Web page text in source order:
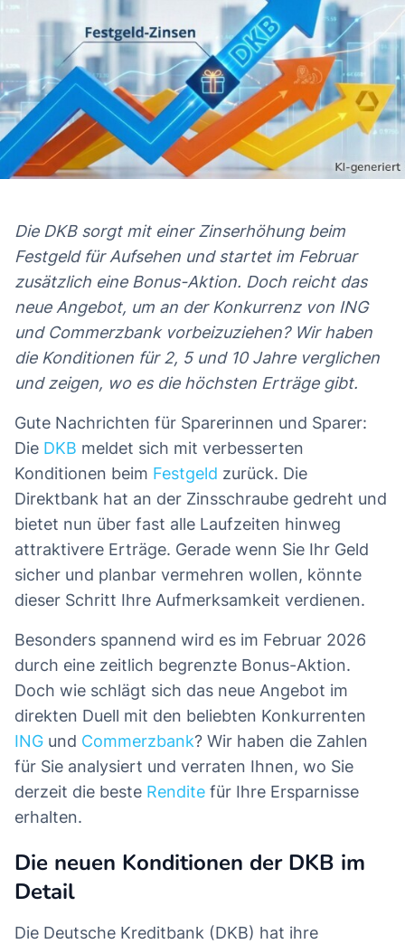
Die DKB sorgt mit einer Zinserhöhung beim
Festgeld für Aufsehen und startet im Februar
zusätzlich eine Bonus-Aktion. Doch reicht das
neue Angebot, um an der Konkurrenz von ING
und Commerzbank vorbeizuziehen? Wir haben
die Konditionen für 2, 5 und 10 Jahre verglichen
und zeigen, wo es die höchsten Erträge gibt.
Gute Nachrichten für Sparerinnen und Sparer:
Die DKB meldet sich mit verbesserten
Konditionen beim Festgeld zurück. Die
Direktbank hat an der Zinsschraube gedreht und
bietet nun über fast alle Laufzeiten hinweg
attraktivere Erträge. Gerade wenn Sie Ihr Geld
sicher und planbar vermehren wollen, könnte
dieser Schritt Ihre Aufmerksamkeit verdienen.
Besonders spannend wird es im Februar 2026
durch eine zeitlich begrenzte Bonus-Aktion.
Doch wie schlägt sich das neue Angebot im
direkten Duell mit den beliebten Konkurrenten
ING und Commerzbank? Wir haben die Zahlen
für Sie analysiert und verraten Ihnen, wo Sie
derzeit die beste Rendite für Ihre Ersparnisse
erhalten.
Die neuen Konditionen der DKB im
Detail
Die Deutsche Kreditbank (DKB) hat ihre